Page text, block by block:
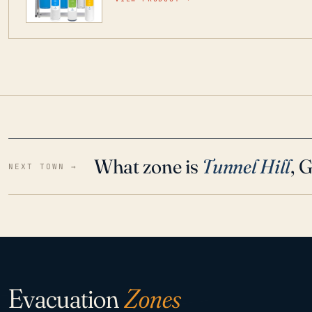
NEXT TOWN → What zone is Tunnel Hill,
EvacuationZones